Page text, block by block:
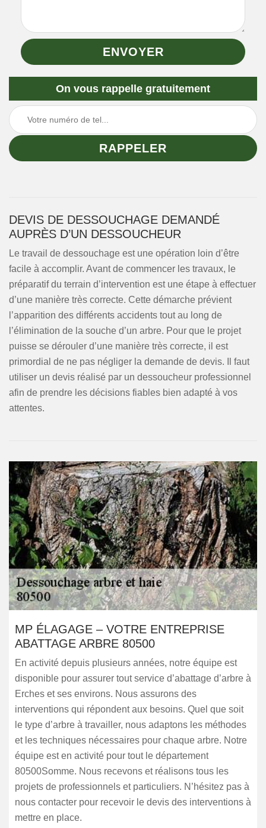
On vous rappelle gratuitement
DEVIS DE DESSOUCHAGE DEMANDÉ
AUPRÈS D’UN DESSOUCHEUR
Le travail de dessouchage est une opération loin d’être
facile à accomplir. Avant de commencer les travaux, le
préparatif du terrain d’intervention est une étape à effectuer
d’une manière très correcte. Cette démarche prévient
l’apparition des différents accidents tout au long de
l’élimination de la souche d’un arbre. Pour que le projet
puisse se dérouler d’une manière très correcte, il est
primordial de ne pas négliger la demande de devis. Il faut
utiliser un devis réalisé par un dessoucheur professionnel
afin de prendre les décisions fiables bien adapté à vos
attentes.
MP ÉLAGAGE – VOTRE ENTREPRISE
ABATTAGE ARBRE 80500
En activité depuis plusieurs années, notre équipe est
disponible pour assurer tout service d’abattage d’arbre à
Erches et ses environs. Nous assurons des
interventions qui répondent aux besoins. Quel que soit
le type d’arbre à travailler, nous adaptons les méthodes
et les techniques nécessaires pour chaque arbre. Notre
équipe est en activité pour tout le département
80500Somme. Nous recevons et réalisons tous les
projets de professionnels et particuliers. N’hésitez pas à
nous contacter pour recevoir le devis des interventions à
mettre en place.